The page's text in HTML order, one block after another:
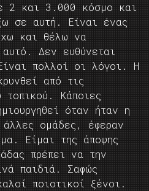
2 και 3.000 κόσμο και
σε αυτή. Είναι ένας
και θέλω να
Δεν ευθύνεται
πολλοί οι λόγοι. Η
από τις
τοπικού. Κάποιες
όταν ήταν η
ομάδες, έφεραν
Είμαι της άποψης
πρέπει να την
παιδιά. Σαφώς
ποιοτικοί ξένοι.